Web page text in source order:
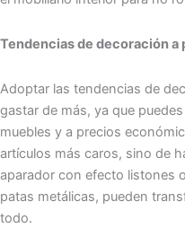
Tendencias de decoración
Adoptar las tendencias de
gastar de más, ya que
muebles y a precios
artículos más caros, sino de
aparador con efecto listones
patas metálicas, pueden
todo.